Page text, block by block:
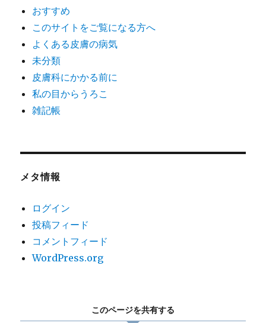
おすすめ
このサイトをご覧になる方へ
よくある皮膚の病気
未分類
皮膚科にかかる前に
私の目からうろこ
雑記帳
メタ情報
ログイン
投稿フィード
コメントフィード
WordPress.org
このページを共有する